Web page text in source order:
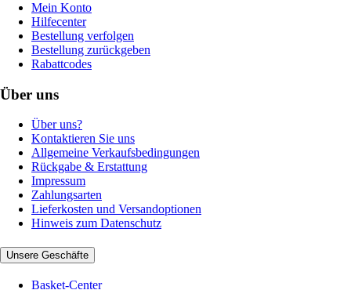
Mein Konto
Hilfecenter
Bestellung verfolgen
Bestellung zurückgeben
Rabattcodes
Über uns
Über uns?
Kontaktieren Sie uns
Allgemeine Verkaufsbedingungen
Rückgabe & Erstattung
Impressum
Zahlungsarten
Lieferkosten und Versandoptionen
Hinweis zum Datenschutz
Unsere Geschäfte
Basket-Center